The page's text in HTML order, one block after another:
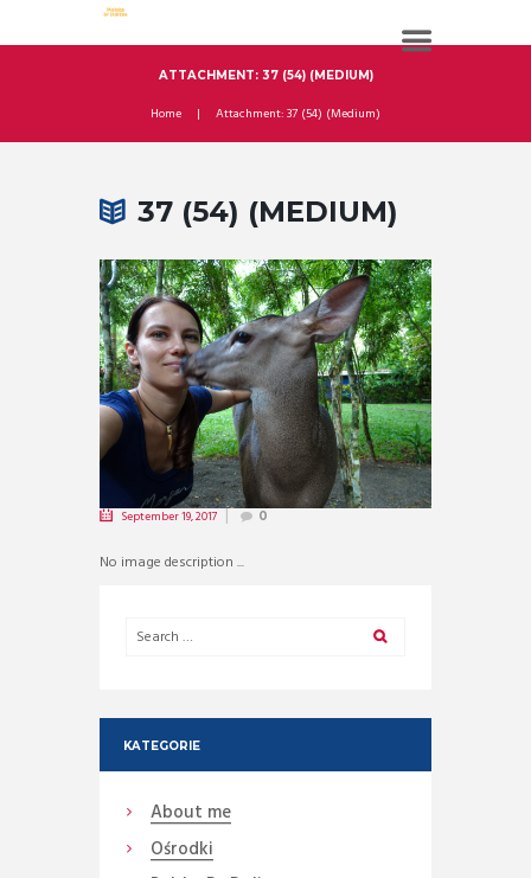
ATTACHMENT: 37 (54) (MEDIUM)
Home Attachment: 37 (54) (Medium)
37 (54) (MEDIUM)
September 19, 2017 0
No image description ...
KATEGORIE
About me
Ośrodki